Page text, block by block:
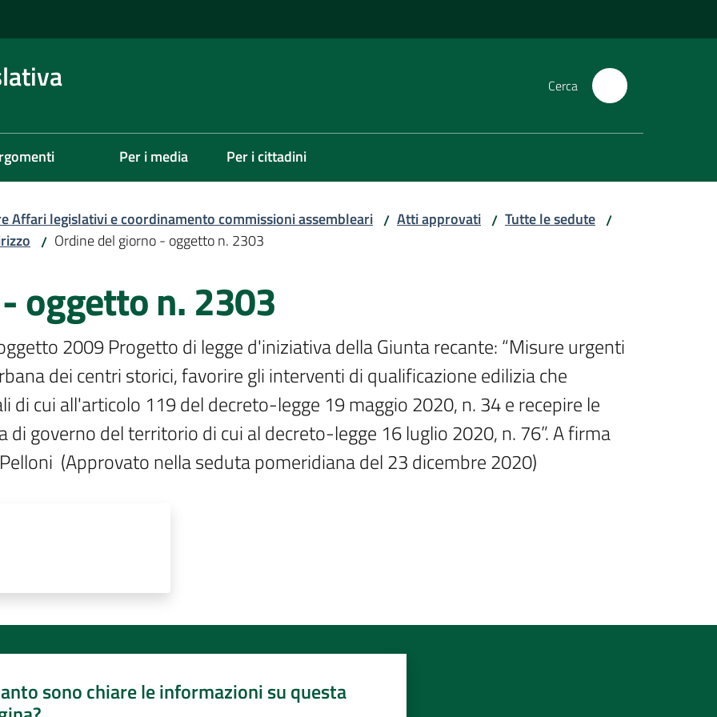
Cerca
Per i media Per i cittadini
Affari legislativi e coordinamento commissioni assembleari / Atti approvati / Tutte le sedute /
/ Ordine del giorno - oggetto n. 2303
oggetto n. 2303
2009 Progetto di legge d'iniziativa della Giunta recante: “Misure urgenti
dei centri storici, favorire gli interventi di qualificazione edilizia che
di cui all'articolo 119 del decreto-legge 19 maggio 2020, n. 34 e recepire le
governo del territorio di cui al decreto-legge 16 luglio 2020, n. 76”. A firma
(Approvato nella seduta pomeridiana del 23 dicembre 2020)
sono chiare le informazioni su questa